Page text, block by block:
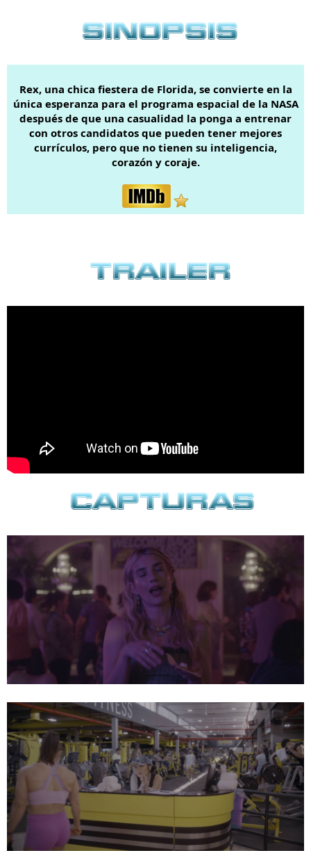
Rex, una chica fiestera de Florida, se convierte en la
única esperanza para el programa espacial de la NASA
después de que una casualidad la ponga a entrenar
con otros candidatos que pueden tener mejores
currículos, pero que no tienen su inteligencia,
corazón y coraje.